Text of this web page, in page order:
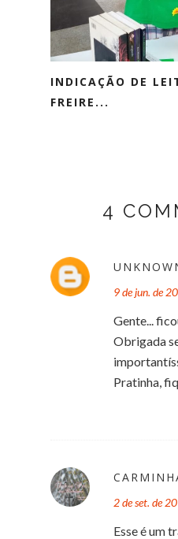
INDICAÇÃO DE
FREIRE...
4
9 de jun. de
Gente...
Obrigada
Pratinha,
2 de set. de
Esse é um